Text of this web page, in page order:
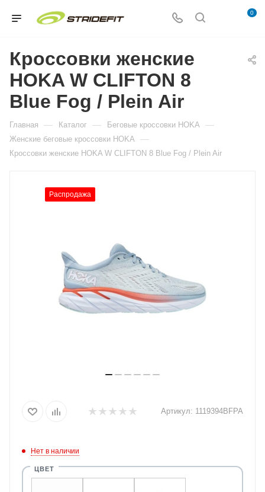
0
Кроссовки женские
HOKA W CLIFTON 8
Blue Fog / Plein Air
Главная — Каталог — Беговые кроссовки HOKA —
Женские беговые кроссовки HOKA —
Кроссовки женские HOKA W CLIFTON 8 Blue Fog / Plein Air
Распродажа
Артикул: 1119394BFPA
Нет в наличии